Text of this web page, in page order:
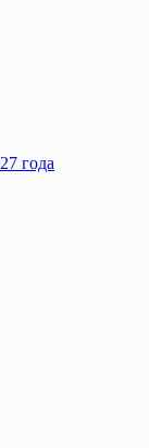
года